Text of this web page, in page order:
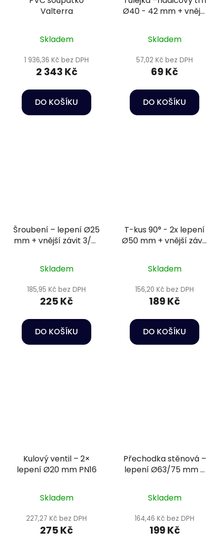
Valterra
Skladem
1 936,36 Kč bez DPH
2 343 Kč
DO KOŠÍKU
Ø40 - 42 mm + vnější
Skladem
57,02 Kč bez DPH
69 Kč
DO KOŠÍKU
Šroubení – lepení Ø25
mm + vnější závit 3/4"
Skladem
185,95 Kč bez DPH
225 Kč
DO KOŠÍKU
T-kus 90° - 2x lepení
Ø50 mm + vnější závit
Skladem
156,20 Kč bez DPH
189 Kč
DO KOŠÍKU
Kulový ventil – 2×
lepení Ø20 mm PN16
Skladem
227,27 Kč bez DPH
275 Kč
Přechodka stěnová –
lepení Ø63/75 mm +
Skladem
164,46 Kč bez DPH
199 Kč